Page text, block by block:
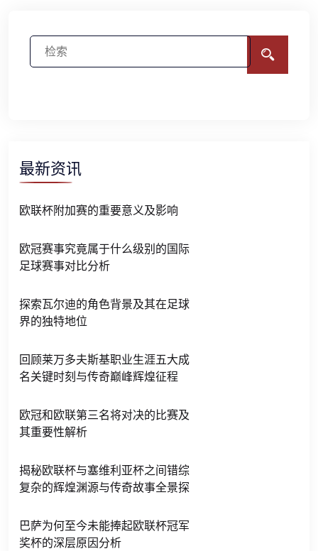
最新资讯
欧联杯附加赛的重要意义及影响
欧冠赛事究竟属于什么级别的国际
足球赛事对比分析
探索瓦尔迪的角色背景及其在足球
界的独特地位
回顾莱万多夫斯基职业生涯五大成
名关键时刻与传奇巅峰辉煌征程
欧冠和欧联第三名将对决的比赛及
其重要性解析
揭秘欧联杯与塞维利亚杯之间错综
复杂的辉煌渊源与传奇故事全景探
巴萨为何至今未能捧起欧联杯冠军
奖杯的深层原因分析